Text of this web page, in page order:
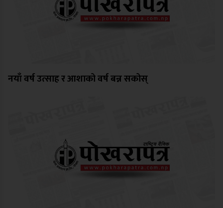
नयाँ वर्ष उत्साह र आशाको वर्ष बन्न सकोस्